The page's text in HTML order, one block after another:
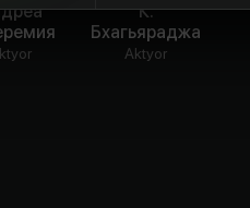
К.
Бхагьяраджа
Aktyor